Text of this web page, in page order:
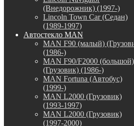
(Внедорожник) (1997-)
Lincoln Town Car (Седан)
(1989-1997)
Автостекло MAN
MAN F90 (малый)
(1986-)
MAN F90/F2000 (большой)
(Грузовик) (1986-)
MAN Fortuna (Автобус)
(1999-)
MAN L2000 (Грузовик)
(1993-1997)
MAN L2000 (Грузовик)
(1997-2000)